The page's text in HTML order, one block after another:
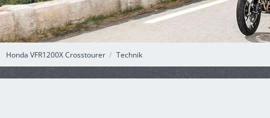
Honda VFR1200X Crosstourer Technik